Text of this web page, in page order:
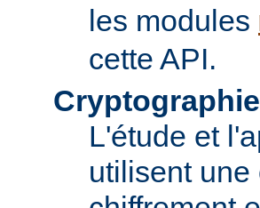
les modules
cette API.
L'étude et
utilisent